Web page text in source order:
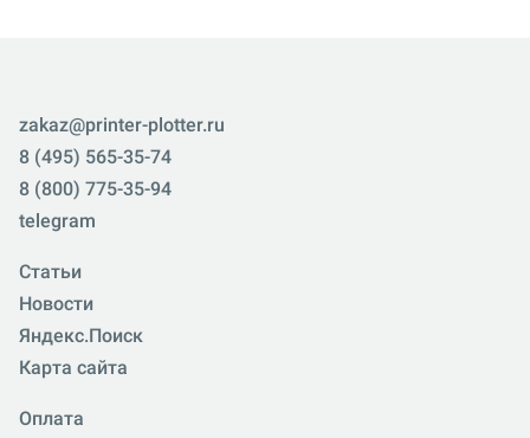
zakaz@printer-plotter.ru
8 (495) 565-35-74
8 (800) 775-35-94
telegram
Статьи
Новости
Яндекс.Поиск
Карта сайта
Оплата